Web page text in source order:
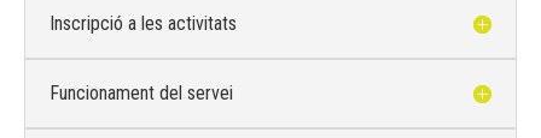
Inscripció a les activitats
Funcionament del servei